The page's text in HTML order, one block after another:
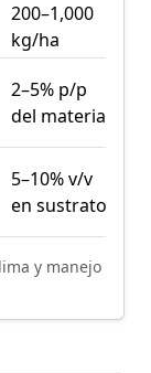
200–1,000
kg/ha
2–5% p/p
del material
5–10% v/v
en sustrato
y manejo